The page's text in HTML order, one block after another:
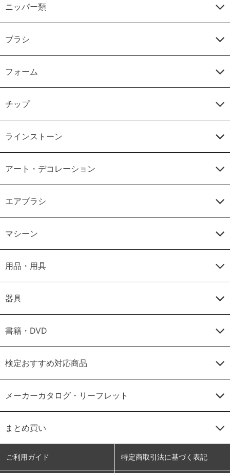
ニッパー類
ブラシ
フォーム
チップ
ラインストーン
アート・デコレーション
エアブラシ
マシーン
用品・用具
器具
書籍・DVD
検定おすすめ対応商品
メーカーカタログ・リーフレット
まとめ買い
ご利用ガイド 特定商取引法に基づく表記